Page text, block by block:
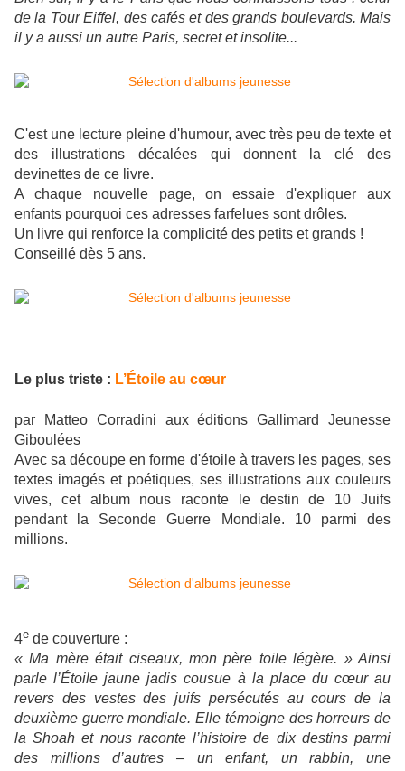
de la Tour Eiffel, des cafés et des grands boulevards. Mais
il y a aussi un autre Paris, secret et insolite...
C'est une lecture pleine d'humour, avec très peu de texte et
des illustrations décalées qui donnent la clé des
devinettes de ce livre.
A chaque nouvelle page, on essaie d'expliquer aux
enfants pourquoi ces adresses farfelues sont drôles.
Un livre qui renforce la complicité des petits et grands !
Conseillé dès 5 ans.
Le plus triste : L’Étoile au cœur
par Matteo Corradini aux éditions Gallimard Jeunesse
Giboulées
Avec sa découpe en forme d'étoile à travers les pages, ses
textes imagés et poétiques, ses illustrations aux couleurs
vives, cet album nous raconte le destin de 10 Juifs
pendant la Seconde Guerre Mondiale. 10 parmi des
millions.
4e de couverture :
« Ma mère était ciseaux, mon père toile légère. » Ainsi
parle l’Étoile jaune jadis cousue à la place du cœur au
revers des vestes des juifs persécutés au cours de la
deuxième guerre mondiale. Elle témoigne des horreurs de
la Shoah et nous raconte l’histoire de dix destins parmi
des millions d’autres – un enfant, un rabbin, une